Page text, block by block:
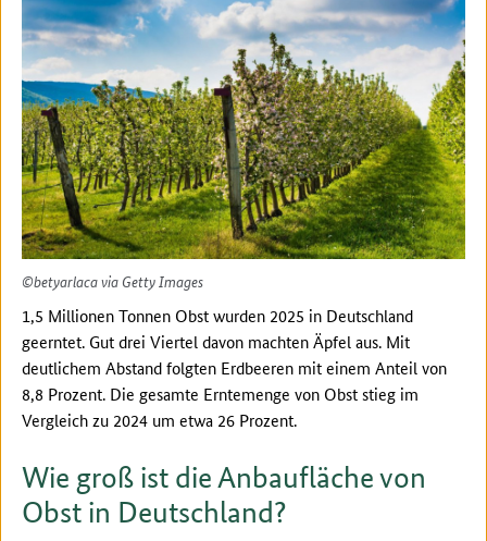
©betyarlaca via Getty Images
1,5 Millionen Tonnen Obst wurden 2025 in Deutschland
geerntet. Gut drei Viertel davon machten Äpfel aus. Mit
deutlichem Abstand folgten Erdbeeren mit einem Anteil von
8,8 Prozent. Die gesamte Erntemenge von Obst stieg im
Vergleich zu 2024 um etwa 26 Prozent.
Wie groß ist die Anbaufläche von
Obst in Deutschland?